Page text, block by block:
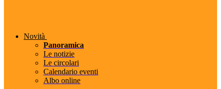
Novità
Panoramica
Le notizie
Le circolari
Calendario eventi
Albo online